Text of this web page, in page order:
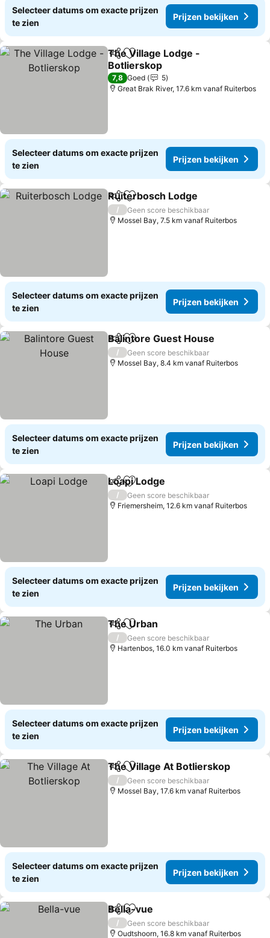
Selecteer datums om exacte prijzen
te zien
Prijzen bekijken
DelenToevoegen aan favorieten
The Village Lodge -
Botlierskop
Prijzen bekijken
7,8 Goed
5
Great Brak River, 17.6 km vanaf Ruiterbos
Selecteer datums om exacte prijzen
te zien
Prijzen bekijken
DelenToevoegen aan favorieten
Ruiterbosch Lodge
/
Geen score beschikbaar
Mossel Bay, 7.5 km vanaf Ruiterbos
Selecteer datums om exacte prijzen
te zien
Prijzen bekijken
DelenToevoegen aan favorieten
Balintore Guest House
/
Geen score beschikbaar
Mossel Bay, 8.4 km vanaf Ruiterbos
Selecteer datums om exacte prijzen
te zien
Prijzen bekijken
DelenToevoegen aan favorieten
Loapi Lodge
/
Geen score beschikbaar
Friemersheim, 12.6 km vanaf Ruiterbos
Selecteer datums om exacte prijzen
te zien
Prijzen bekijken
DelenToevoegen aan favorieten
The Urban
/
Geen score beschikbaar
Hartenbos, 16.0 km vanaf Ruiterbos
Selecteer datums om exacte prijzen
te zien
Prijzen bekijken
DelenToevoegen aan favorieten
The Village At Botlierskop
/
Geen score beschikbaar
Mossel Bay, 17.6 km vanaf Ruiterbos
Selecteer datums om exacte prijzen
te zien
Prijzen bekijken
DelenToevoegen aan favorieten
Bella-vue
/
Geen score beschikbaar
Oudtshoorn, 16.8 km vanaf Ruiterbos